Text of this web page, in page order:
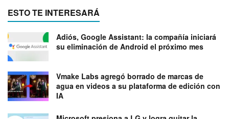
ESTO TE INTERESARÁ
Adiós, Google Assistant: la compañía iniciará
su eliminación de Android el próximo mes
Vmake Labs agregó borrado de marcas de
agua en videos a su plataforma de edición con
IA